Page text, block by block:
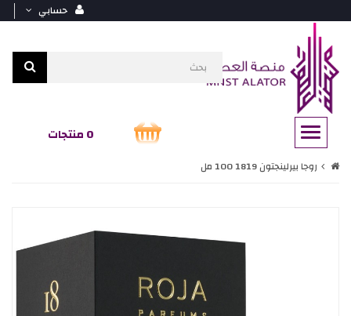
حسابي
0 منتجات
روجا بيرلينجتون 1819 100 مل